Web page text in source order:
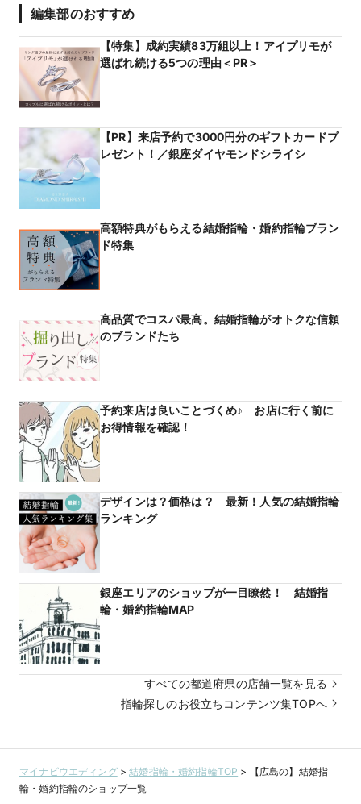
店・福山本店】
編集部のおすすめ
【特集】成約実績83万組以上！アイプリモが
選ばれ続ける5つの理由＜PR＞
【PR】来店予約で3000円分のギフトカードプ
レゼント！／銀座ダイヤモンドシライシ
高額特典がもらえる結婚指輪・婚約指輪ブラン
ド特集
高品質でコスパ最高。結婚指輪がオトクな信頼
のブランドたち
予約来店は良いことづくめ♪ お店に行く前に
お得情報を確認！
デザインは？価格は？ 最新！人気の結婚指輪
ランキング
銀座エリアのショップが一目瞭然！ 結婚指
輪・婚約指輪MAP
すべての都道府県の店舗一覧を見る
指輪探しのお役立ちコンテンツ集TOPへ
マイナビウエディング>結婚指輪・婚約指輪TOP >
【広島の】結婚指
輪・婚約指輪のショップ一覧